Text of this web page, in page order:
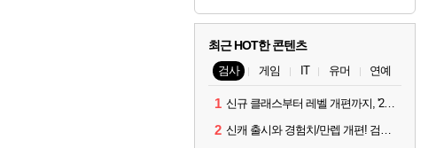
최근 HOT한 콘텐츠
검사 게임 IT 유머 연예
1 신규 클래스부터 레벨 개편까지, '2026 검은사막 하이델 연회' 총정리
2 신캐 출시와 경험치/만렙 개편! 검사 2026 하이델 연회 모아보기